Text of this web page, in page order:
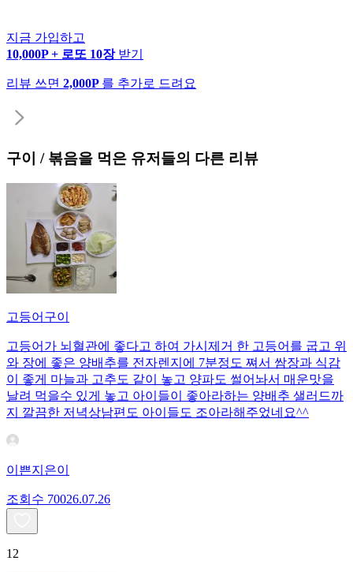
지금 가입하고
10,000P + 로또 10장 받기
리뷰 쓰면 2,000P 를 추가로 드려요
구이 / 볶음을 먹은 유저들의 다른 리뷰
고등어구이
고등어가 뇌혈관에 좋다고 하여 가시제거 한 고등어를 굽고 위
와 장에 좋은 양배추를 전자렌지에 7분정도 쪄서 쌈장과 식감
이 좋게 마늘과 고추도 같이 놓고 양파도 썰어놔서 매운맛을
날려 먹을수 있게 놓고 아이들이 좋아라하는 양배추 샐러드까
지 깔끔한 저녁상남편도 아이들도 조아라해주었네요^^
이쁜지은이
조회수 70026.07.26
12